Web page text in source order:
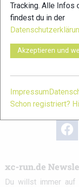
ObTrailrunning-
immer ein offenes
dasKontaktformular
xc-run.de in den
xc-run.de
Du willst immer auf
Tracking. Alle Infos
findest du in der
Akzeptieren und
Impressum
Schon registriert?